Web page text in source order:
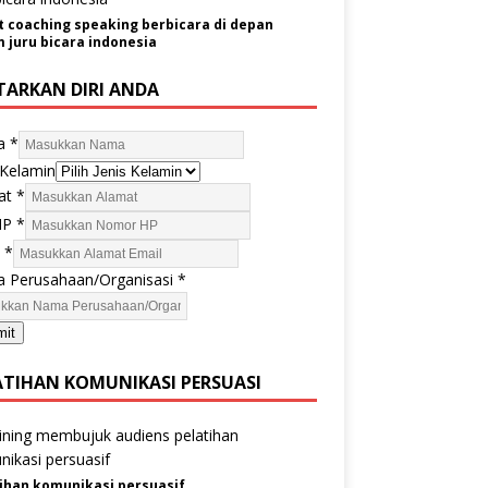
coaching speaking berbicara di depan
juru bicara indonesia
DIRI ANDA
*
*
*
*
Perusahaan/Organisasi *
KOMUNIKASI PERSUASI